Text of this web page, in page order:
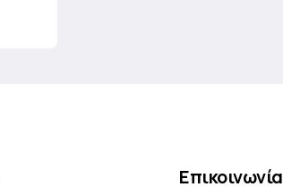
Επικοινωνία